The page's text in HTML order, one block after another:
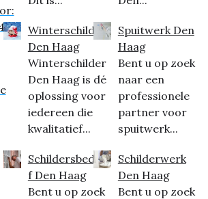
Winterschilder
Den Haag
Winterschilder
Den Haag is dé
oplossing voor
iedereen die
kwalitatief...
Schildersbedrij
f Den Haag
Bent u op zoek
Spuitwerk Den
Haag
Bent u op zoek
naar een
professionele
partner voor
spuitwerk...
Schilderwerk
Den Haag
Bent u op zoek